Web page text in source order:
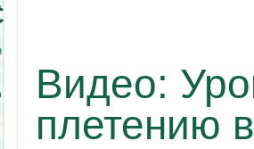
Видео:
плетению